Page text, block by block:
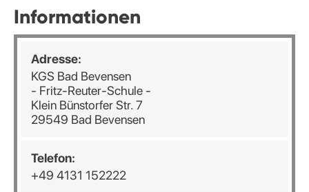
Informationen
Adresse:
KGS Bad Bevensen
- Fritz-Reuter-Schule -
Klein Bünstorfer Str. 7
29549 Bad Bevensen
Telefon:
+49 4131 152222